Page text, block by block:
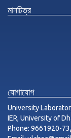
মানচিত্র
যোগাযোগ
University
IER, University of
Phone: 9661920-